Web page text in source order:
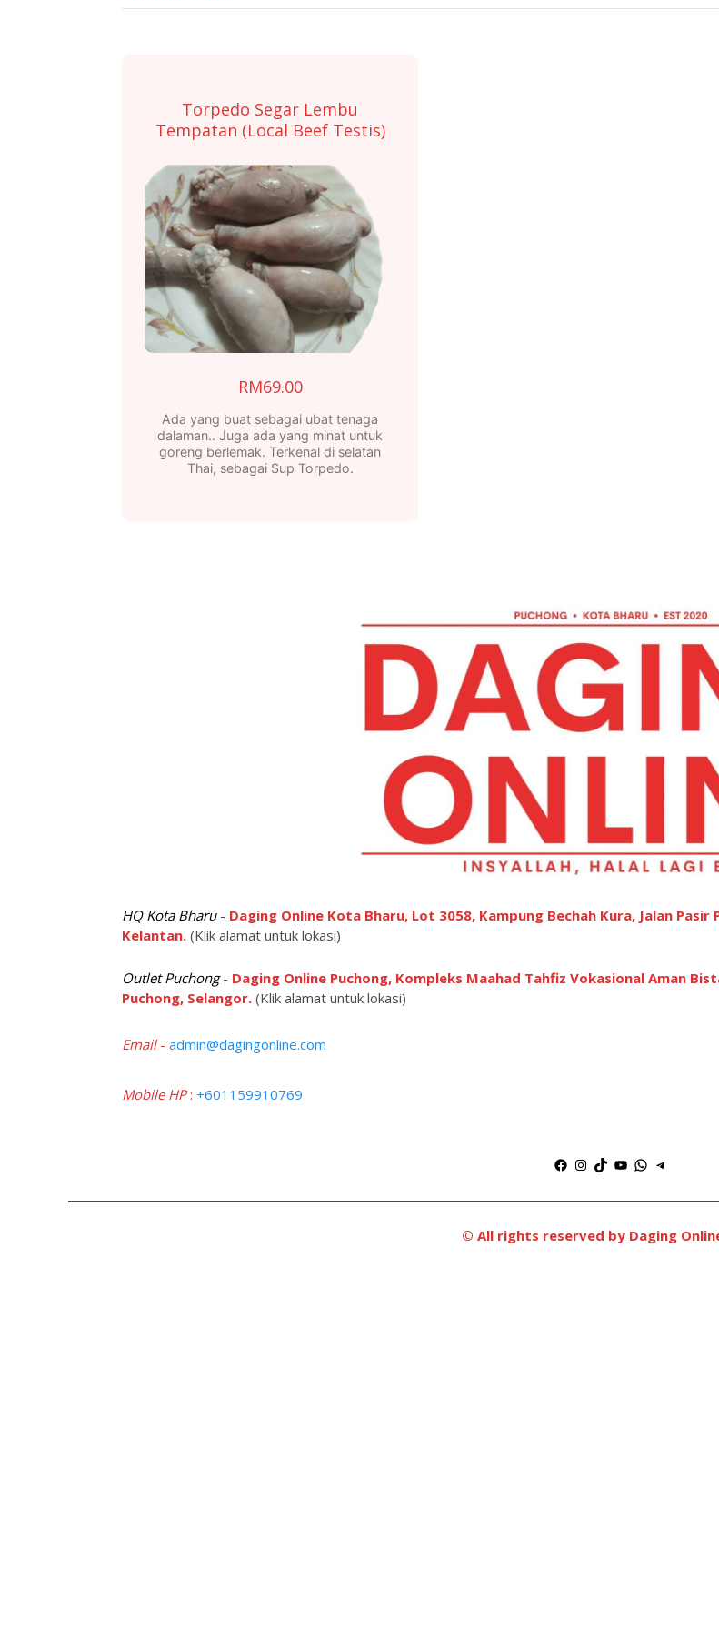
Torpedo Segar Lembu
Tempatan (Local Beef Testis)
RM69.00
Ada yang buat sebagai ubat tenaga
dalaman.. Juga ada yang minat untuk
goreng berlemak. Terkenal di selatan
Thai, sebagai Sup Torpedo.
HQ Kota Bharu- Daging Online Kota Bharu, Lot 3058, Kampung Bechah Kura, Jalan
Kelantan. (Klik alamat untuk lokasi)
Outlet Puchong- Daging Online Puchong, Kompleks Maahad Tahfiz Vokasional Aman
Puchong, Selangor. (Klik alamat untuk lokasi)
Email-admin@dagingonline.com
Mobile HP:+601159910769
Facebook
Instagram
TikTok
YouTube
WhatsApp
Telegram
© All rights reserved by Daging